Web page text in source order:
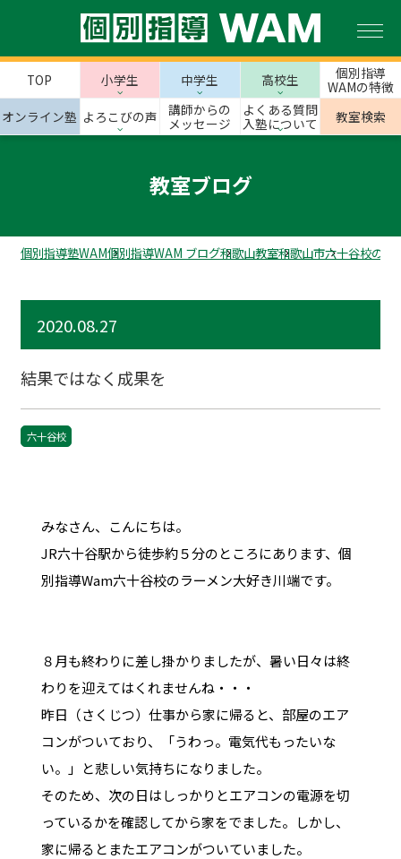
TOP 小学生 中学生 高校生
個別指導
WAMの特徴
オンライン塾 よろこびの声
講師からの
メッセージ
よくある質問
入塾について
教室検索
教室ブログ
個別指導塾WAM個別指導WAM ブログ和歌山教室和歌山市六十谷校のス
2020.08.27
結果ではなく成果を
六十谷校
みなさん、こんにちは。
JR六十谷駅から徒歩約５分のところにあります、個
別指導Wam六十谷校のラーメン大好き川端です。
８月も終わりに差し掛かりましたが、暑い日々は終
わりを迎えてはくれませんね・・・
昨日（さくじつ）仕事から家に帰ると、部屋のエア
コンがついており、「うわっ。電気代もったいな
い。」と悲しい気持ちになりました。
そのため、次の日はしっかりとエアコンの電源を切
っているかを確認してから家をでました。しかし、
家に帰るとまたエアコンがついていました。